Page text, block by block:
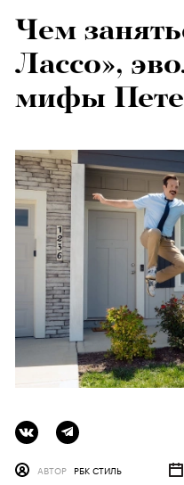
Чем
Лассо»,
мифы
АВТОР РБК СТИЛЬ